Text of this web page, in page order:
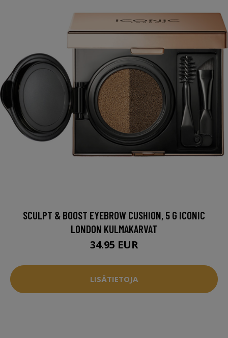
SCULPT & BOOST EYEBROW CUSHION, 5 G ICONIC
LONDON KULMAKARVAT
34.95 EUR
LISÄTIETOJA